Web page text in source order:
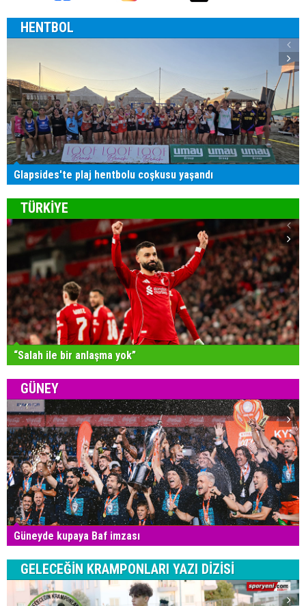
HENTBOL
Glapsides'te plaj hentbolu coşkusu yaşandı
TÜRKİYE
“Salah ile bir anlaşma yok”
GÜNEY
Güneyde kupaya Baf imzası
GELECEĞİN KRAMPONLARI YAZI DİZİSİ